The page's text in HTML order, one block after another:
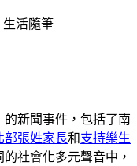
生活隨筆
新聞事件，包括了南
部張姓家長和支持樂生
的社會化多元聲音中，